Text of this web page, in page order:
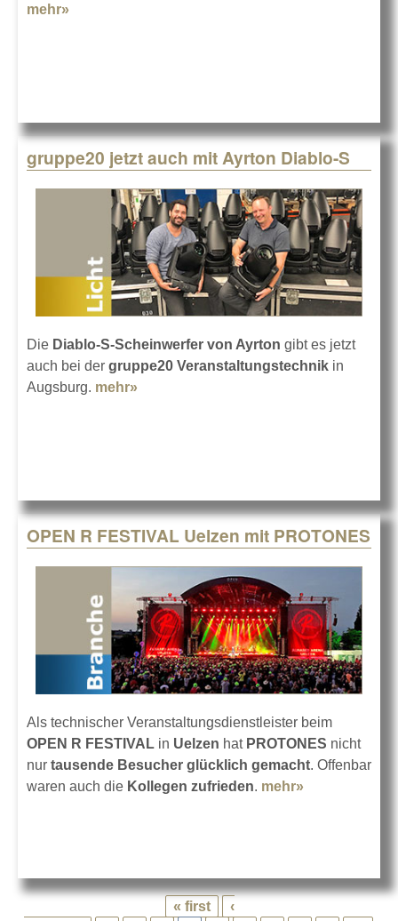
mehr»
gruppe20 jetzt auch mit Ayrton Diablo-S
Die Diablo-S-Scheinwerfer von Ayrton gibt es jetzt
auch bei der gruppe20 Veranstaltungstechnik in
Augsburg. mehr»
OPEN R FESTIVAL Uelzen mit PROTONES
Als technischer Veranstaltungsdienstleister beim
OPEN R FESTIVAL in Uelzen hat PROTONES nicht
nur tausende Besucher glücklich gemacht. Offenbar
waren auch die Kollegen zufrieden. mehr»
« first
‹